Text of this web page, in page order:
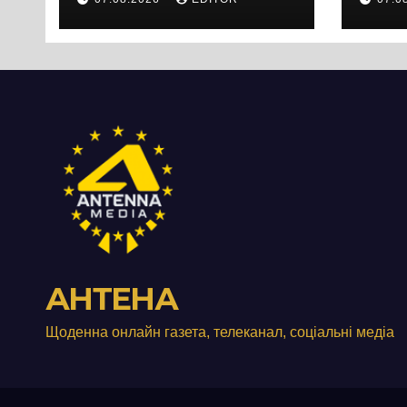
Черкас
перетворився на
АНТЕНА
Щоденна онлайн газета, телеканал, соціальні медіа